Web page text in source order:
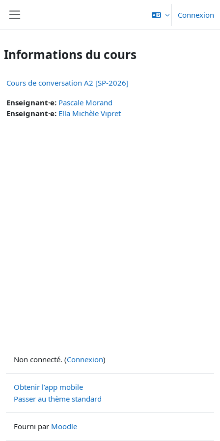
Connexion
Informations du cours
Cours de conversation A2 [SP-2026]
Enseignant·e: Pascale Morand
Enseignant·e: Ella Michèle Vipret
Non connecté. (Connexion)
Obtenir l’app mobile
Passer au thème standard
Fourni par Moodle